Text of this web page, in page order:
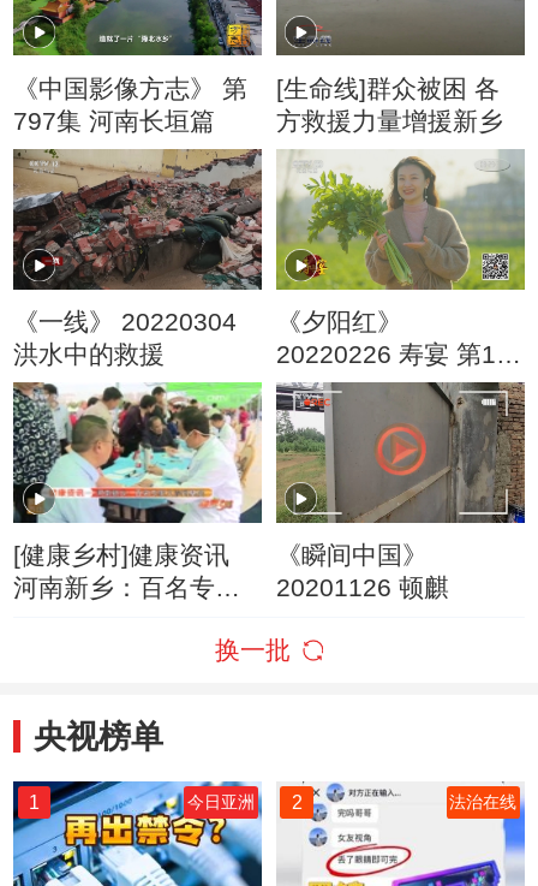
《中国影像方志》 第
797集 河南长垣篇
[生命线]群众被困 各
方救援力量增援新乡
《一线》 20220304
洪水中的救援
《夕阳红》
20220226 寿宴 第17
集 清爽玻璃翠
[健康乡村]健康资讯
河南新乡：百名专家
《瞬间中国》
20201126 顿麒
换一批
央视榜单
1 今日亚洲 2 法治在线